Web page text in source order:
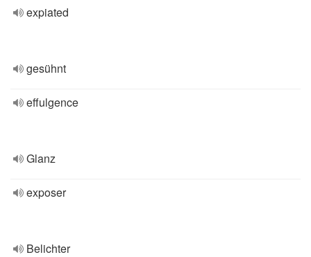
expiated
gesühnt
effulgence
Glanz
exposer
Belichter